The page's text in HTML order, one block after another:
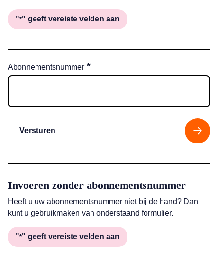
"*" geeft vereiste velden aan
Abonnementsnummer *
Versturen
Invoeren zonder abonnementsnummer
Heeft u uw abonnementsnummer niet bij de hand? Dan
kunt u gebruikmaken van onderstaand formulier.
"*" geeft vereiste velden aan